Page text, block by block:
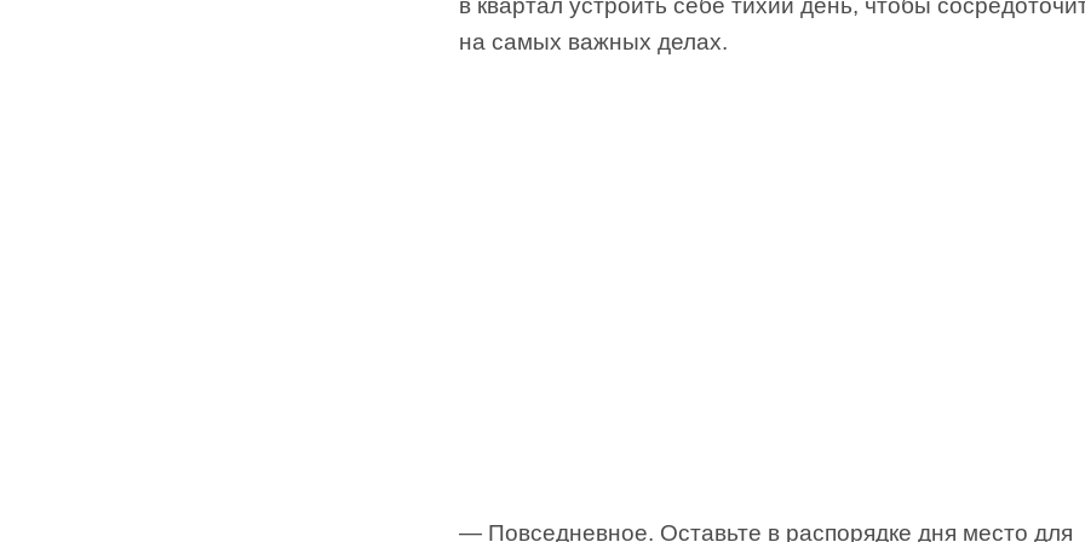
в квартал устроить себе тихий день, чтобы
на самых важных делах.
— Повседневное. Оставьте в распорядке дня место для